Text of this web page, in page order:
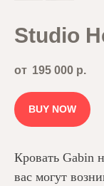
Studio
195 000 р.
BUY NOW
Кровать Gabin
вас могут